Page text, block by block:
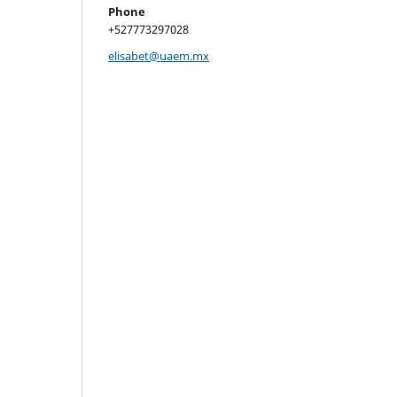
Phone
+527773297028
elisabet@uaem.mx